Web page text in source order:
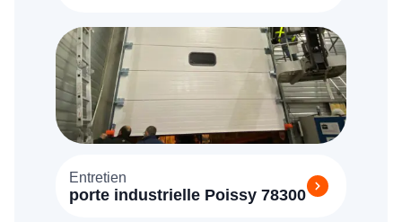
Entretien
porte industrielle Poissy 78300